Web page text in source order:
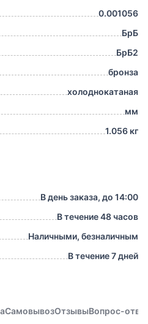
0.001056
БрБ
БрБ2
бронза
холоднокатаная
мм
1.056 кг
В день заказа, до 14:00
В течение 48 часов
Наличными, безналичным
В течение 7 дней
СамовывозОтзывыВопрос-